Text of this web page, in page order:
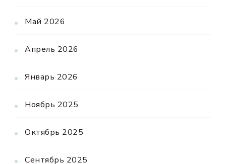
Май 2026
Апрель 2026
Январь 2026
Ноябрь 2025
Октябрь 2025
Сентябрь 2025